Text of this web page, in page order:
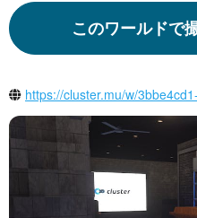
このワールドで
https://cluster.mu/w/